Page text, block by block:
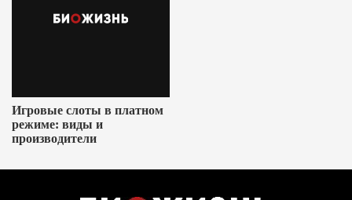
Игровые слоты в платном
режиме: виды и
производители